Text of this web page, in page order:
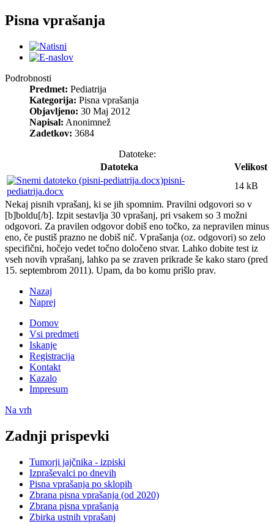
Pisna vprašanja
Podrobnosti
Predmet: Pediatrija
Kategorija: Pisna vprašanja
Objavljeno: 30 Maj 2012
Napisal: Anonimnež
Zadetkov: 3684
Datoteke:
Datoteka
Velikost
pisni-
pediatrija.docx
14 kB
Nekaj pisnih vprašanj, ki se jih spomnim. Pravilni odgovori so v
[b]boldu[/b]. Izpit sestavlja 30 vprašanj, pri vsakem so 3 možni
odgovori. Za pravilen odgovor dobiš eno točko, za nepravilen minus
eno, če pustiš prazno ne dobiš nič. Vprašanja (oz. odgovori) so zelo
specifični, hočejo vedet točno določeno stvar. Lahko dobite test iz
vseh novih vprašanj, lahko pa se zraven prikrade še kako staro (pred
15. septembrom 2011). Upam, da bo komu prišlo prav.
Nazaj
Naprej
Domov
Vsi predmeti
Iskanje
Registracija
Kontakt
Kazalo
Impresum
Na vrh
Zadnji prispevki
Tumorji jajčnika - izpiski
Izpraševalci po dnevih
Pisna vprašanja po sklopih
Zbrana pisna vprašanja (od 2020)
Zbrana pisna vprašanja
Zbirka ustnih vprašanj